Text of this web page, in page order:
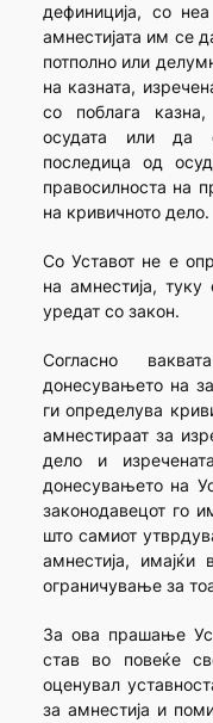
дефиниција, со
амнестијата им се
потполно или
на казната,
со поблага
осудата или да
последица од
правосилноста на
на кривичното дело.
Со Уставот не е
на амнестија,
уредат со закон.
Согласно
донесувањето на
ги определува
амнестираат за
дело и
донесувањето на
законодавецот го
што самиот
амнестија,
ограничување за
За ова прашање
став во повеќе
оценувал
за амнестија и